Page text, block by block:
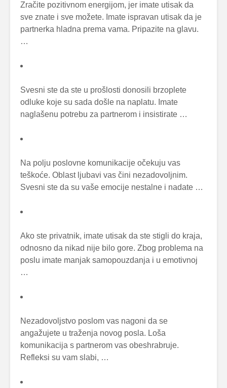
Zračite pozitivnom energijom, jer imate utisak da
sve znate i sve možete. Imate ispravan utisak da je
partnerka hladna prema vama. Pripazite na glavu.
…
Svesni ste da ste u prošlosti donosili brzoplete
odluke koje su sada došle na naplatu. Imate
naglašenu potrebu za partnerom i insistirate …
Na polju poslovne komunikacije očekuju vas
teškoće. Oblast ljubavi vas čini nezadovoljnim.
Svesni ste da su vaše emocije nestalne i nadate …
Ako ste privatnik, imate utisak da ste stigli do kraja,
odnosno da nikad nije bilo gore. Zbog problema na
poslu imate manjak samopouzdanja i u emotivnoj
…
Nezadovoljstvo poslom vas nagoni da se
angažujete u traženja novog posla. Loša
komunikacija s partnerom vas obeshrabruje.
Refleksi su vam slabi, …